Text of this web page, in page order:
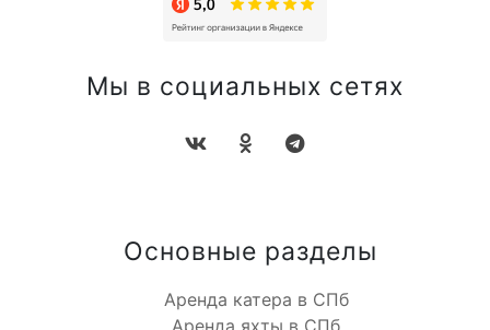
Мы в социальных сетях
Основные разделы
Аренда катера в СПб
Аренда яхты в СПб